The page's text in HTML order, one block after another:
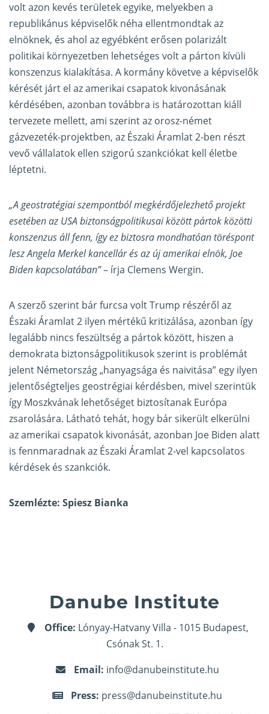
volt azon kevés területek egyike, melyekben a
republikánus képviselők néha ellentmondtak az
elnöknek, és ahol az egyébként erősen polarizált
politikai környezetben lehetséges volt a párton kívüli
konszenzus kialakítása. A kormány követve a képviselők
kérését járt el az amerikai csapatok kivonásának
kérdésében, azonban továbbra is határozottan kiáll
tervezete mellett, ami szerint az orosz-német
gázvezeték-projektben, az Északi Áramlat 2-ben részt
vevő vállalatok ellen szigorú szankciókat kell életbe
léptetni.
„A geostratégiai szempontból megkérdőjelezhető projekt
esetében az USA biztonságpolitikusai között pártok közötti
konszenzus áll fenn, így ez biztosra mondhatóan töréspont
lesz Angela Merkel kancellár és az új amerikai elnök, Joe
Biden kapcsolatában”– írja Clemens Wergin.
A szerző szerint bár furcsa volt Trump részéről az
Északi Áramlat 2 ilyen mértékű kritizálása, azonban így
legalább nincs feszültség a pártok között, hiszen a
demokrata biztonságpolitikusok szerint is problémát
jelent Németország „hanyagsága és naivitása” egy ilyen
jelentőségteljes geostrégiai kérdésben, mivel szerintük
így Moszkvának lehetőséget biztosítanak Európa
zsarolására. Látható tehát, hogy bár sikerült elkerülni
az amerikai csapatok kivonását, azonban Joe Biden alatt
is fennmaradnak az Északi Áramlat 2-vel kapcsolatos
kérdések és szankciók.
Szemlézte: Spiesz Bianka
Danube Institute
Office: Lónyay-Hatvany Villa - 1015 Budapest,
Csónak St. 1.
Email: info@danubeinstitute.hu
Press: press@danubeinstitute.hu